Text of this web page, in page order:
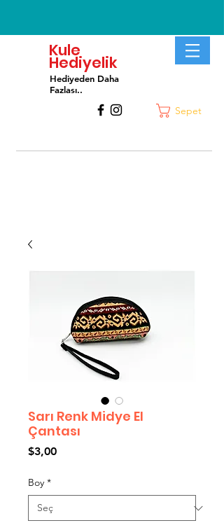
Kule
Hediyelik
Hediyeden Daha
Fazlası..
Sepet
Sarı Renk Midye El
Çantası
$3,00Fiyat
Boy *